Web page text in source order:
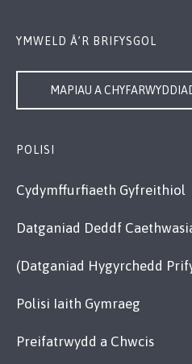
YMWELD Â’R BRIFYSGOL
MAPIAU A
POLISI
Cydymffurfiaeth Gyfreithiol
Datganiad Deddf
(Datganiad Hygyrchedd
Polisi Iaith Gymraeg
Preifatrwydd a Chwcis